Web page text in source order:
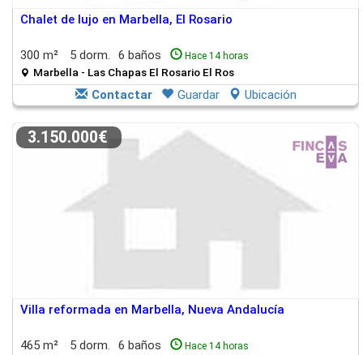
Chalet de lujo en Marbella, El Rosario
300 m² 5 dorm. 6 baños Hace 14 horas
Marbella - Las Chapas El Rosario El Ros
Contactar Guardar Ubicación
3.150.000€
Villa reformada en Marbella, Nueva Andalucía
465 m² 5 dorm. 6 baños Hace 14 horas